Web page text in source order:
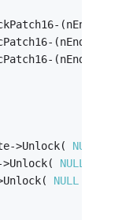
(nEndX-
(nEndX-
(nEndX-
>Unlock(
NULL
>Unlock(
NULL
NULL